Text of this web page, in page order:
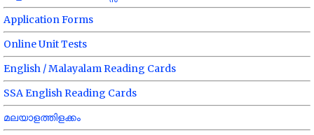
Application Forms
Online Unit Tests
English / Malayalam Reading Cards
SSA English Reading Cards
മലയാളത്തിളക്കം